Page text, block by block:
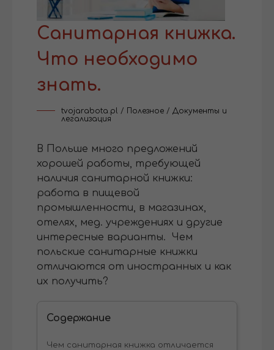
Санитарная книжка.
Что необходимо
знать.
tvojarabota.pl / Полезное / Документы и
легализация
В Польше много предложений
хорошей работы, требующей
наличия санитарной книжки:
работа в пищевой
промышленности, в магазинах,
отелях, мед. учреждениях и другие
интересные варианты. Чем
польские санитарные книжки
отличаются от иностранных и как
их получить?
Содержание
Чем санитарная книжка отличается